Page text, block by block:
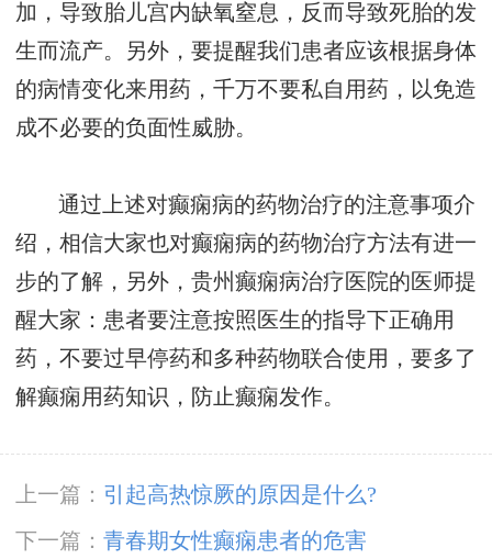
加，导致胎儿宫内缺氧窒息，反而导致死胎的发
生而流产。另外，要提醒我们患者应该根据身体
的病情变化来用药，千万不要私自用药，以免造
成不必要的负面性威胁。
通过上述对癫痫病的药物治疗的注意事项介
绍，相信大家也对癫痫病的药物治疗方法有进一
步的了解，另外，贵州癫痫病治疗医院的医师提
醒大家：患者要注意按照医生的指导下正确用
药，不要过早停药和多种药物联合使用，要多了
解癫痫用药知识，防止癫痫发作。
上一篇： 引起高热惊厥的原因是什么?
下一篇： 青春期女性癫痫患者的危害